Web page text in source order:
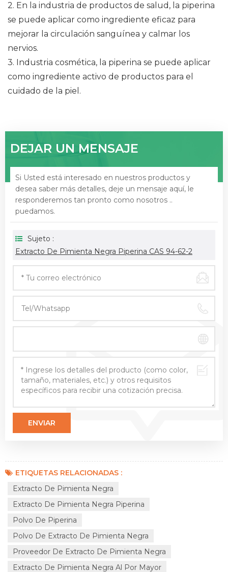
2. En la industria de productos de salud, la piperina
se puede aplicar como ingrediente eficaz para
mejorar la circulación sanguínea y calmar los
nervios.
3. Industria cosmética, la piperina se puede aplicar
como ingrediente activo de productos para el
cuidado de la piel.
DEJAR UN MENSAJE
Si Usted está interesado en nuestros productos y
desea saber más detalles, deje un mensaje aquí, le
responderemos tan pronto como nosotros ..
puedamos.
Sujeto :
Extracto De Pimienta Negra Piperina CAS 94-62-2
ETIQUETAS RELACIONADAS :
Extracto De Pimienta Negra
Extracto De Pimienta Negra Piperina
Polvo De Piperina
Polvo De Extracto De Pimienta Negra
Proveedor De Extracto De Pimienta Negra
Extracto De Pimienta Negra Al Por Mayor